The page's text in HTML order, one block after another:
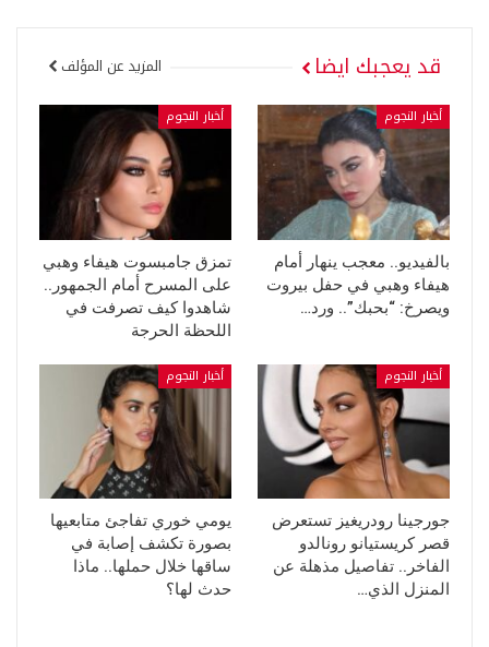
قد يعجبك ايضا المزيد عن المؤلف
أخبار النجوم
بالفيديو.. معجب ينهار أمام
هيفاء وهبي في حفل بيروت
ويصرخ: “بحبك”.. ورد…
أخبار النجوم
تمزق جامبسوت هيفاء وهبي
على المسرح أمام الجمهور..
شاهدوا كيف تصرفت في
اللحظة الحرجة
أخبار النجوم
جورجينا رودريغيز تستعرض
قصر كريستيانو رونالدو
الفاخر.. تفاصيل مذهلة عن
المنزل الذي…
أخبار النجوم
يومي خوري تفاجئ متابعيها
بصورة تكشف إصابة في
ساقها خلال حملها.. ماذا
حدث لها؟